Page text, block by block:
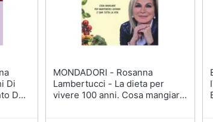
Di
Del
MONDADORI - Rosanna
Lambertucci - La dieta per
vivere 100 anni. Cosa mangiare